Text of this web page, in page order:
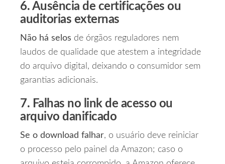
6. Ausência de certificações ou
auditorias externas
Não há selos de órgãos reguladores nem
laudos de qualidade que atestem a integridade
do arquivo digital, deixando o consumidor sem
garantias adicionais.
7. Falhas no link de acesso ou
arquivo danificado
Se o download falhar, o usuário deve reiniciar
o processo pelo painel da Amazon; caso o